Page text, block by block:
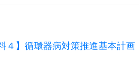
４】循環器病対策推進基本計画